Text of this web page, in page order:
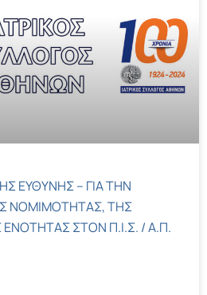
ΕΥΘΥΝΗΣ – ΓΙΑ ΤΗΝ
ΝΟΜΙΜΟΤΗΤΑΣ, ΤΗΣ
ΕΝΟΤΗΤΑΣ ΣΤΟΝ Π.Ι.Σ. / Α.Π.